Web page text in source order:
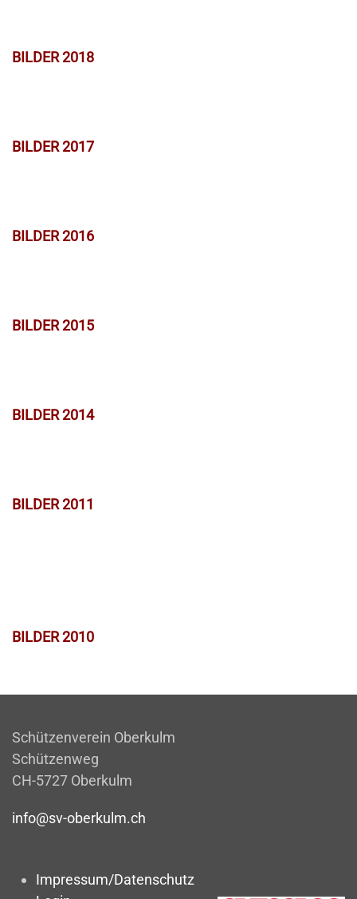
BILDER 2018
BILDER 2017
BILDER 2016
BILDER 2015
BILDER 2014
BILDER 2011
BILDER 2010
Schützenverein Oberkulm
Schützenweg
CH-5727 Oberkulm
info@sv-oberkulm.ch
Impressum/Datenschutz